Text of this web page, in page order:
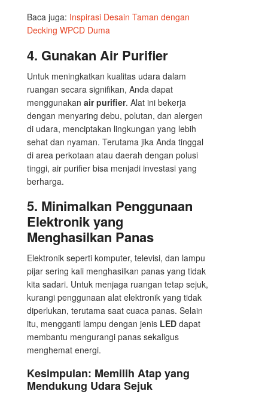
Baca juga: Inspirasi Desain Taman dengan
Decking WPCD Duma
4. Gunakan Air Purifier
Untuk meningkatkan kualitas udara dalam
ruangan secara signifikan, Anda dapat
menggunakan air purifier. Alat ini bekerja
dengan menyaring debu, polutan, dan alergen
di udara, menciptakan lingkungan yang lebih
sehat dan nyaman. Terutama jika Anda tinggal
di area perkotaan atau daerah dengan polusi
tinggi, air purifier bisa menjadi investasi yang
berharga.
5. Minimalkan Penggunaan
Elektronik yang
Menghasilkan Panas
Elektronik seperti komputer, televisi, dan lampu
pijar sering kali menghasilkan panas yang tidak
kita sadari. Untuk menjaga ruangan tetap sejuk,
kurangi penggunaan alat elektronik yang tidak
diperlukan, terutama saat cuaca panas. Selain
itu, mengganti lampu dengan jenis LED dapat
membantu mengurangi panas sekaligus
menghemat energi.
Kesimpulan: Memilih Atap yang
Mendukung Udara Sejuk